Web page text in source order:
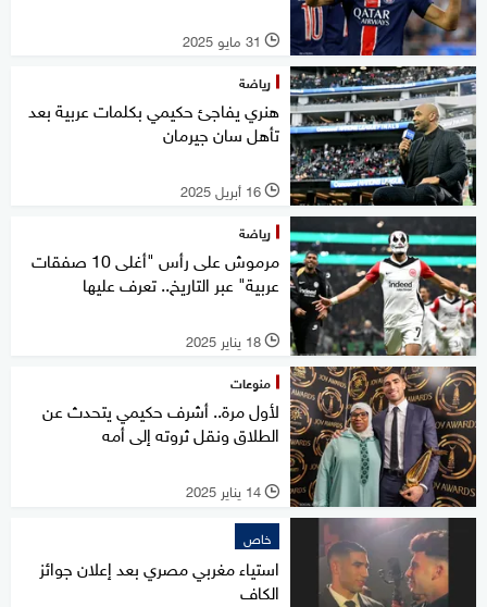
l 31 مايو 2025
رياضة
هنري يفاجئ حكيمي بكلمات عربية بعد
تأهل سان جيرمان
l 16 أبريل 2025
رياضة
مرموش على رأس "أغلى 10 صفقات
عربية" عبر التاريخ.. تعرف عليها
l 18 يناير 2025
منوعات
لأول مرة.. أشرف حكيمي يتحدث عن
الطلاق ونقل ثروته إلى أمه
l 14 يناير 2025
خاص
استياء مغربي مصري بعد إعلان جوائز
الكاف